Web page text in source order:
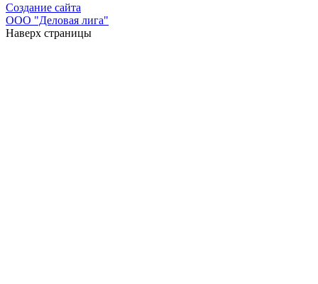
Создание сайта
ООО "Деловая лига"
Наверх страницы